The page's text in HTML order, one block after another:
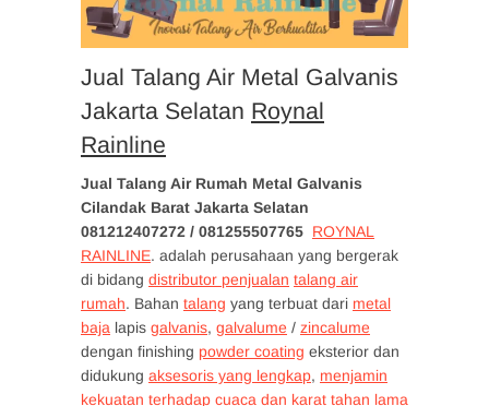
Jual Talang Air Metal Galvanis
Jakarta Selatan Roynal
Rainline
Jual Talang Air Rumah Metal Galvanis
Cilandak Barat Jakarta Selatan
081212407272 / 081255507765 ROYNAL
RAINLINE. adalah perusahaan yang bergerak
di bidang distributor penjualan talang air
rumah. Bahan talang yang terbuat dari metal
baja lapis galvanis, galvalume / zincalume
dengan finishing powder coating eksterior dan
didukung aksesoris yang lengkap, menjamin
kekuatan terhadap cuaca dan karat tahan lama